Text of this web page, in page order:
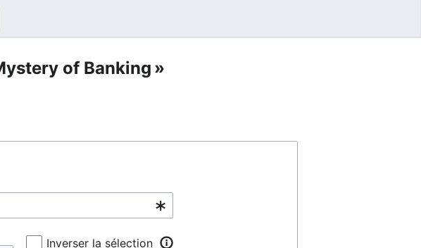
of Banking »
Inverser la sélection